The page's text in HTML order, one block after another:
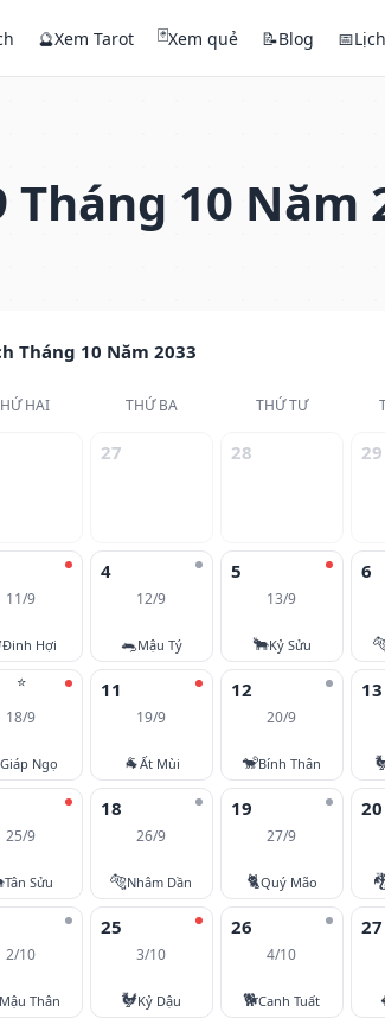
🔮Xem Tarot 🃏Xem quẻ 📝Blog 📅
10 Năm
Tháng 10 Năm 2033
HAI THỨ BA THỨ TƯ
27 28 29
11/9
Đinh Hợi
4
12/9
🐀Mậu Tý
5
13/9
🐂Kỷ Sửu
6
⭐
18/9
Giáp Ngọ
11
19/9
🐐Ất Mùi
12
20/9
🐒Bính Thân
13
25/9
Tân Sửu
18
26/9
🐅Nhâm Dần
19
27/9
🐈Quý Mão
20
2/10
Thân
25
3/10
🐓Kỷ Dậu
26
4/10
🐕Canh Tuất
27